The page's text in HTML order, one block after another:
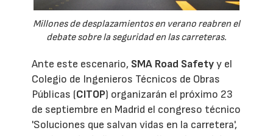
Millones de desplazamientos en verano reabren el
debate sobre la seguridad en las carreteras.
Ante este escenario, SMA Road Safetyy el
Colegio de Ingenieros Técnicos de Obras
Públicas (CITOP) organizarán el próximo 23
de septiembre en Madrid el congreso técnico
'Soluciones que salvan vidas en la carretera',